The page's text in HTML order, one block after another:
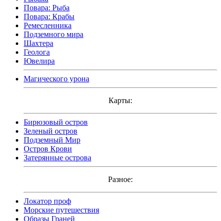
Повара: Рыба
Повара: Крабы
Ремесленника
Подземного мира
Шахтера
Геолога
Ювелира
Магического урона
Карты:
Бирюзовый остров
Зеленый остров
Подземный Мир
Остров Крови
Затерянные острова
Разное:
Локатор проф
Морские путешествия
Образы Граней